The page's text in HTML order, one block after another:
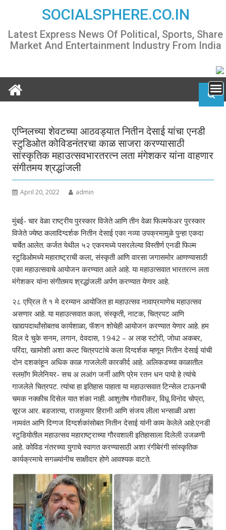
content
SOCIALSPHERE.CO.IN
Latest Express News Of Political, Sports, Share
Market And Entertainment Industry From India
एप्निलच्या शेवटच्या आठवड्यात नितीन देसाई यांचा एनडी
स्टुडिओत कोविडनंतरचा काळ साजरा करण्यासाठी
सांस्कृतिक महाउत्सवभारतरत्न लता मंगेशकर यांना वाहणार
संगीतमय श्रद्धांजली
April 20, 2022 admin
मुंबई- चार वेळा राष्ट्रीय पुरस्कार विजेते आणि तीन वेळा फिल्मफेअर पुरस्कार
विजेते ज्येष्ठ कलादिग्दर्शक नितीन देसाई एका नव्या उपक्रमामुळे पुन्हा एकदा
चर्चेत आलेत. कर्जत येथील ५२ एकरमध्ये पसरलेल्या विस्तीर्ण एनडी फिल्म
स्टुडिओमध्ये महाराष्ट्राची कला, संस्कृती आणि वारसा जगासमोर आणण्यासाठी
एका महाउत्सवाचे आयोजन करण्यात आले आहे. या महाउत्सवात भारतरत्न लता
मंगेशकर यांना संगीतमय श्रद्धांजली अर्पण करण्यात येणार आहे.
२८ एप्रिल ते १ मे दरम्यान आयोजित हा महाउत्सव नावाप्रमाणेच महाउत्सव
असणार आहे. या महाउत्सवात कला, संस्कृती, नाटक, चित्रपट आणि
खाद्यपदार्थांसोबतच कार्यशाळा, फॅशन शोचेही आयोजन करण्यात येणार आहे. हम
दिल दे चुके सनम, लगान, देवदास, 1942 – अ लव्ह स्टोरी, जोधा अकबर,
परिंदा, खामोशी अशा कल्ट चित्रपटांचे कला दिग्दर्शक म्हणून नितीन देसाई यांची
दोन दशकांहून अधिक काळ गाजलेली कारकीर्द आहे. अलिकडच्या काळातील
स्लम़ॉग मिलेनियर- सच अ लआंग जर्नी आणि प्रेम रतन धन पायो हे त्यांचे
गाजलेले चित्रपट. त्यांचा हा इतिहास पाहाता या महाउत्सवात टिन्सेल टाऊनची
चमक नक्कीच दिसेल यात शंका नाही. आशुतोष गोवारीकर, विधू विनोद चोप्रा,
सूरज आर. बडजात्या, राजकुमार हिरानी आणि संजय लीला भन्साळी अशा
नामवंत आणि दिग्गज दिग्दर्शकांसोबत नितीन देसाई यांनी काम केलेले आहे.एनडी
स्टुडियोतील महाउत्सव महाराष्ट्राच्या गौरवशाली इतिहासाला दिलेली उजळणी
आहे. कोविड नंतरच्या युगाचे स्वागत करण्यासाठी अशा रंगीबेरंगी सांस्कृतिक
कार्यक्रमाचे सगळ्यांनीच साक्षीदार होणे आवश्यक वाटते.